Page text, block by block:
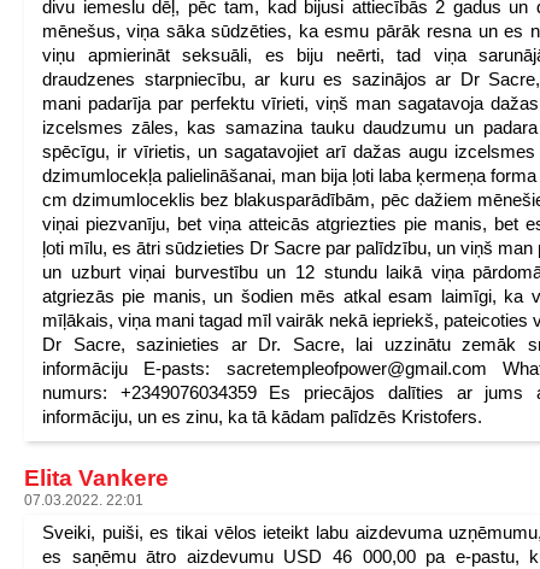
divu iemeslu dēļ, pēc tam, kad bijusi attiecībās 2 gadus un
mēnešus, viņa sāka sūdzēties, ka esmu pārāk resna un es
viņu apmierināt seksuāli, es biju neērti, tad viņa
draudzenes starpniecību, ar kuru es sazinājos ar Dr
mani padarīja par perfektu vīrieti, viņš man sagatavoja
izcelsmes zāles, kas samazina tauku daudzumu un
spēcīgu, ir vīrietis, un sagatavojiet arī dažas augu izcelsmes
dzimumlocekļa palielināšanai, man bija ļoti laba ķermeņa forma
cm dzimumloceklis bez blakusparādībām, pēc dažiem
viņai piezvanīju, bet viņa atteicās atgriezties pie manis, bet
ļoti mīlu, es ātri sūdzieties Dr Sacre par palīdzību, un viņš man
un uzburt viņai burvestību un 12 stundu laikā viņa
atgriezās pie manis, un šodien mēs atkal esam laimīgi, ka
mīļākais, viņa mani tagad mīl vairāk nekā iepriekš, pateicoties
Dr Sacre, sazinieties ar Dr. Sacre, lai uzzinātu zemāk
informāciju E-pasts: sacretempleofpower@gmail.com
numurs: +2349076034359 Es priecājos dalīties ar jums
informāciju, un es zinu, ka tā kādam palīdzēs Kristofers.
Elita Vankere
07.03.2022. 22:01
Sveiki, puiši, es tikai vēlos ieteikt labu aizdevuma
es saņēmu ātro aizdevumu USD 46 000,00 pa e-pastu,